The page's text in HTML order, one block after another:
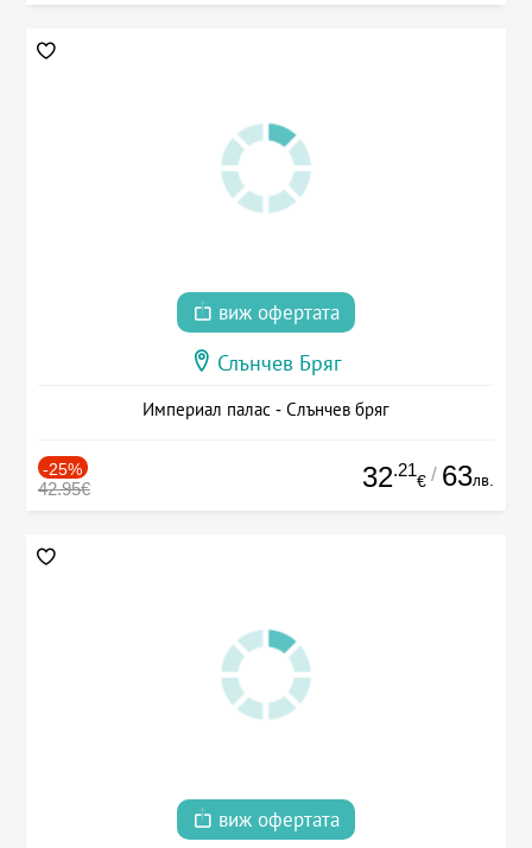
виж офертата
Слънчев Бряг
Империал палас - Слънчев бряг
-25%
42.95€ 32.21
€ / 63лв.
виж офертата